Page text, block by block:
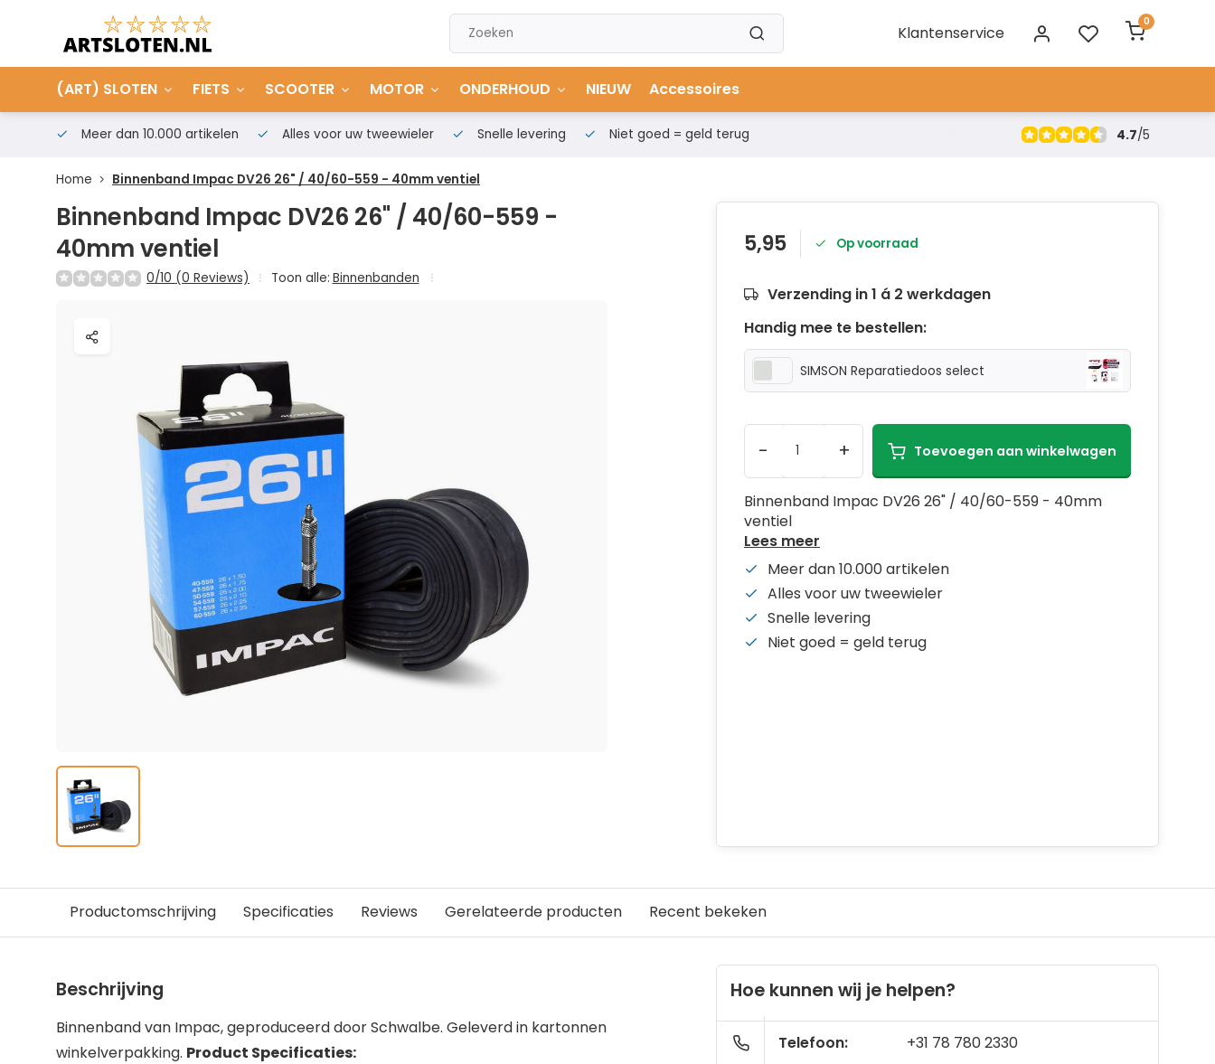
Klantenservice
0
(ART) SLOTEN FIETS SCOOTER MOTOR ONDERHOUD NIEUW Accessoires
Meer dan 10.000 artikelen Alles voor uw tweewieler Snelle levering Niet goed = geld terug 4.7/5
Home Binnenband Impac DV26 26" / 40/60-559 - 40mm ventiel
Binnenband Impac DV26 26" / 40/60-559 -
40mm ventiel
0/10 (0 Reviews) Toon alle: Binnenbanden
5,95 Op voorraad
Verzending in 1 á 2 werkdagen
Handig mee te bestellen:
SIMSON Reparatiedoos select
- + Toevoegen aan winkelwagen
Binnenband Impac DV26 26" / 40/60-559 - 40mm
ventiel
Lees meer
Meer dan 10.000 artikelen
Alles voor uw tweewieler
Snelle levering
Niet goed = geld terug
Productomschrijving Specificaties Reviews Gerelateerde producten Recent bekeken
Beschrijving
Binnenband van Impac, geproduceerd door Schwalbe. Geleverd in kartonnen
winkelverpakking. Product Specificaties:
Hoe kunnen wij je helpen?
Telefoon: +31 78 780 2330